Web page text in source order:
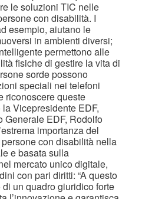
le soluzioni TIC nelle
con disabilità. I
esempio, aiutano le
in ambienti diversi;
permettono alle
fisiche di gestire la vita di
sorde possono
speciali nei telefoni
riconoscere queste
Vicepresidente EDF,
Generale EDF, Rodolfo
importanza del
con disabilità nella
e basata sulla
mercato unico digitale,
con pari diritti: “A questo
un quadro giuridico forte